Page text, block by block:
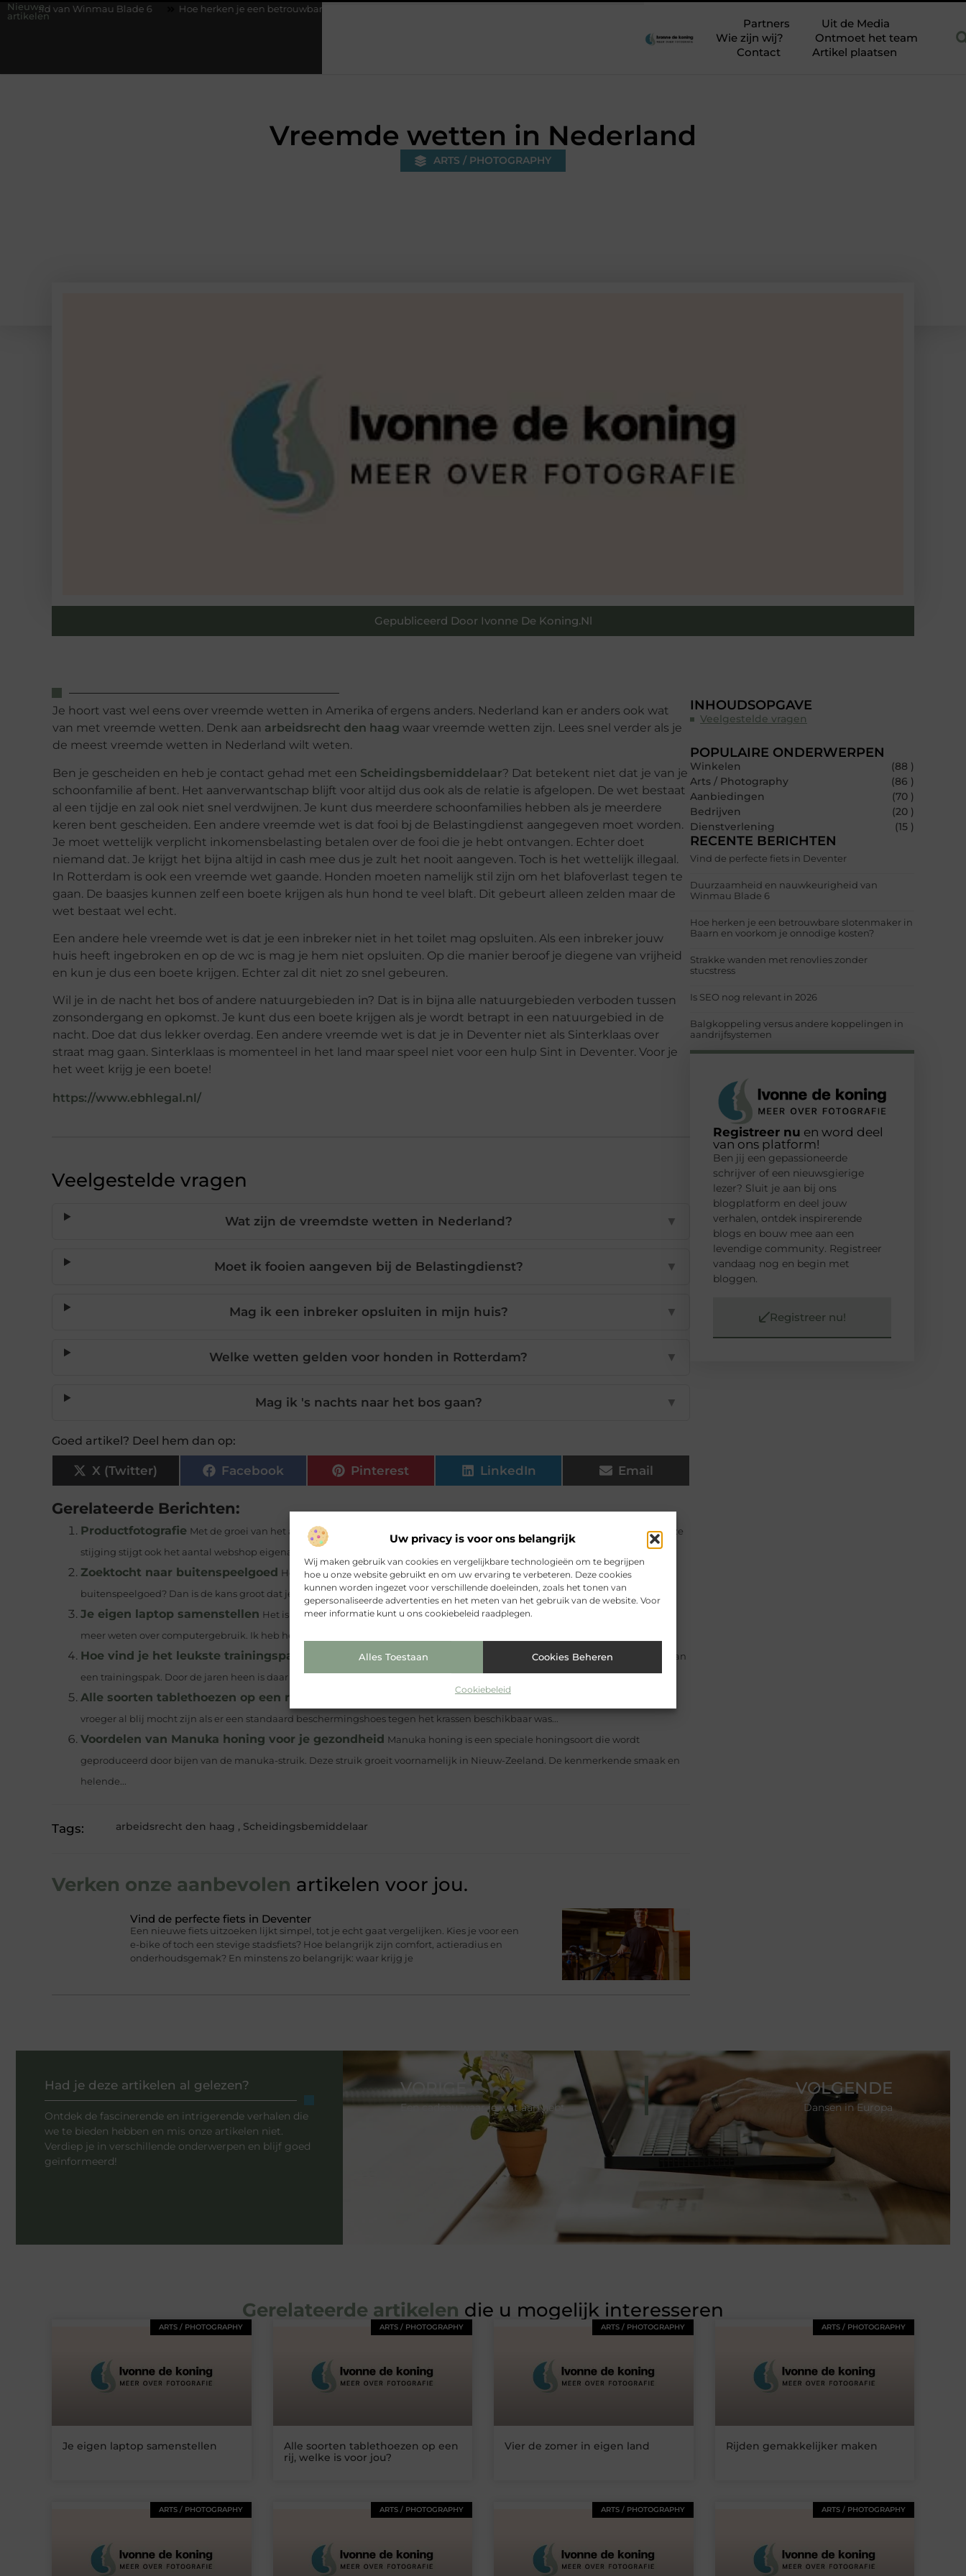
Uw privacy is voor ons belangrijk
Wij maken gebruik van cookies en vergelijkbare technologieën om te begrijpen
hoe u onze website gebruikt en om uw ervaring te verbeteren. Deze cookies
kunnen worden ingezet voor verschillende doeleinden, zoals het tonen van
gepersonaliseerde advertenties en het meten van het gebruik van de website. Voor
meer informatie kunt u ons cookiebeleid raadplegen.
Alles Toestaan Cookies Beheren
Cookiebeleid
Nieuwe
artikelen
Winmau Blade 6 Hoe herken je een betrouwbare slotenmaker in Baarn en voorkom je onnodige kosten?
Partners
Uit de Media
Wie zijn wij?
Ontmoet het team
Contact
Artikel plaatsen
Vreemde wetten in Nederland
ARTS / PHOTOGRAPHY
Gepubliceerd Door Ivonne De Koning.nl
Je hoort vast wel eens over vreemde wetten in Amerika of ergens anders. Nederland kan er anders ook wat
van met vreemde wetten. Denk aan arbeidsrecht den haag waar vreemde wetten zijn. Lees snel verder als je
de meest vreemde wetten in Nederland wilt weten.
Ben je gescheiden en heb je contact gehad met een Scheidingsbemiddelaar? Dat betekent niet dat je van je
schoonfamilie af bent. Het aanverwantschap blijft voor altijd dus ook als de relatie is afgelopen. De wet bestaat
al een tijdje en zal ook niet snel verdwijnen. Je kunt dus meerdere schoonfamilies hebben als je meerdere
keren bent gescheiden. Een andere vreemde wet is dat fooi bj de Belastingdienst aangegeven moet worden.
Je moet wettelijk verplicht inkomensbelasting betalen over de fooi die je hebt ontvangen. Echter doet
niemand dat. Je krijgt het bijna altijd in cash mee dus je zult het nooit aangeven. Toch is het wettelijk illegaal.
In Rotterdam is ook een vreemde wet gaande. Honden moeten namelijk stil zijn om het blafoverlast tegen te
gaan. De baasjes kunnen zelf een boete krijgen als hun hond te veel blaft. Dit gebeurt alleen zelden maar de
wet bestaat wel echt.
Een andere hele vreemde wet is dat je een inbreker niet in het toilet mag opsluiten. Als een inbreker jouw
huis heeft ingebroken en op de wc is mag je hem niet opsluiten. Op die manier beroof je diegene van vrijheid
en kun je dus een boete krijgen. Echter zal dit niet zo snel gebeuren.
Wil je in de nacht het bos of andere natuurgebieden in? Dat is in bijna alle natuurgebieden verboden tussen
zonsondergang en opkomst. Je kunt dus een boete krijgen als je wordt betrapt in een natuurgebied in de
nacht. Doe dat dus lekker overdag. Een andere vreemde wet is dat je in Deventer niet als Sinterklaas over
straat mag gaan. Sinterklaas is momenteel in het land maar speel niet voor een hulp Sint in Deventer. Voor je
het weet krijg je een boete!
https://www.ebhlegal.nl/
Veelgestelde vragen
Wat zijn de vreemdste wetten in Nederland? ▼
Moet ik fooien aangeven bij de Belastingdienst? ▼
Mag ik een inbreker opsluiten in mijn huis? ▼
Welke wetten gelden voor honden in Rotterdam? ▼
Mag ik 's nachts naar het bos gaan? ▼
Goed artikel? Deel hem dan op:
X (Twitter) Facebook Pinterest LinkedIn Email
Gerelateerde Berichten:
Productfotografie Met de groei van het aantal webwinkels is ook de vraag naar productfotografie enorm gestegen. Met deze
stijging stijgt ook het aantal webshop eigenaren die...
Zoektocht naar buitenspeelgoed Heeft u kinderen en spelen zij graag buiten? Bent u voor hen opzoek naar het beste
buitenspeelgoed? Dan is de kans groot dat je bijna...
Je eigen laptop samenstellen Het is een wereldje apart, een wereldje van nerds, technici en alle anderen die net wat
meer weten over computergebruik. Ik heb het over de...
Hoe vind je het leukste trainingspak voor jouw dochter? Lange tijd leek er een taboe te rusten op het dragen van
een trainingspak. Door de jaren heen is daar gelukkig verandering in gekomen; je...
Alle soorten tablethoezen op een rij, welke is voor jou?
vroeger al blij mocht zijn als er een standaard beschermingshoes tegen het krassen beschikbaar was...
Voordelen van Manuka honing voor je gezondheid Manuka honing is een speciale honingsoort die wordt
geproduceerd door bijen van de manuka-struik. Deze struik groeit voornamelijk in Nieuw-Zeeland. De kenmerkende smaak en
helende...
Tags: arbeidsrecht den haag , Scheidingsbemiddelaar
Verken onze aanbevolen artikelen voor jou.
Vind de perfecte fiets in Deventer
Een nieuwe fiets uitzoeken lijkt simpel, tot je echt gaat vergelijken. Kies je voor een
e-bike of toch een stevige stadsfiets? Hoe belangrijk zijn comfort, actieradius en
onderhoudsgemak? En minstens zo belangrijk: waar krijg je
INHOUDSOPGAVE
Veelgestelde vragen
POPULAIRE ONDERWERPEN
Winkelen
(88 )
Arts / Photography
(86 )
Aanbiedingen
(70 )
Bedrijven
(20 )
Dienstverlening
(15 )
RECENTE BERICHTEN
Vind de perfecte fiets in Deventer
Duurzaamheid en nauwkeurigheid van
Winmau Blade 6
Hoe herken je een betrouwbare slotenmaker in
Baarn en voorkom je onnodige kosten?
Strakke wanden met renovlies zonder
stucstress
Is SEO nog relevant in 2026
Balgkoppeling versus andere koppelingen in
aandrijfsystemen
Registreer nu en word deel
van ons platform!
Ben jij een gepassioneerde
schrijver of een nieuwsgierige
lezer? Sluit je aan bij ons
blogplatform en deel jouw
verhalen, ontdek inspirerende
blogs en bouw mee aan een
levendige community. Registreer
vandaag nog en begin met
bloggen.
Registreer nu!
Had je deze artikelen al gelezen?
Ontdek de fascinerende en intrigerende verhalen die
we te bieden hebben en mis onze artikelen niet.
Verdiep je in verschillende onderwerpen en blijf goed
geïnformeerd!
VORIGE
Een cadeau waar je wat aan hebt
VOLGENDE
Dansen in Europa
Gerelateerde artikelen die u mogelijk interesseren
ARTS / PHOTOGRAPHY
Je eigen laptop samenstellen
ARTS / PHOTOGRAPHY
Alle soorten tablethoezen op een
rij, welke is voor jou?
ARTS / PHOTOGRAPHY
Vier de zomer in eigen land
ARTS / PHOTOGRAPHY
Rijden gemakkelijker maken
ARTS / PHOTOGRAPHY ARTS / PHOTOGRAPHY ARTS / PHOTOGRAPHY ARTS / PHOTOGRAPHY